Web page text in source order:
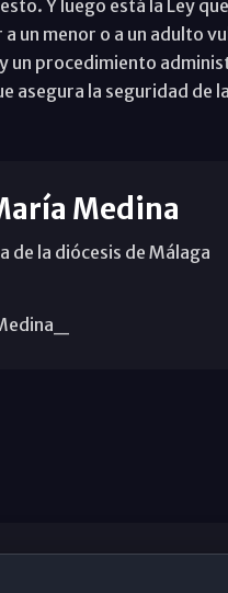
Y luego está la Ley
un menor o a un adulto
un procedimiento
asegura la seguridad de
Medina
de la diócesis de Málaga